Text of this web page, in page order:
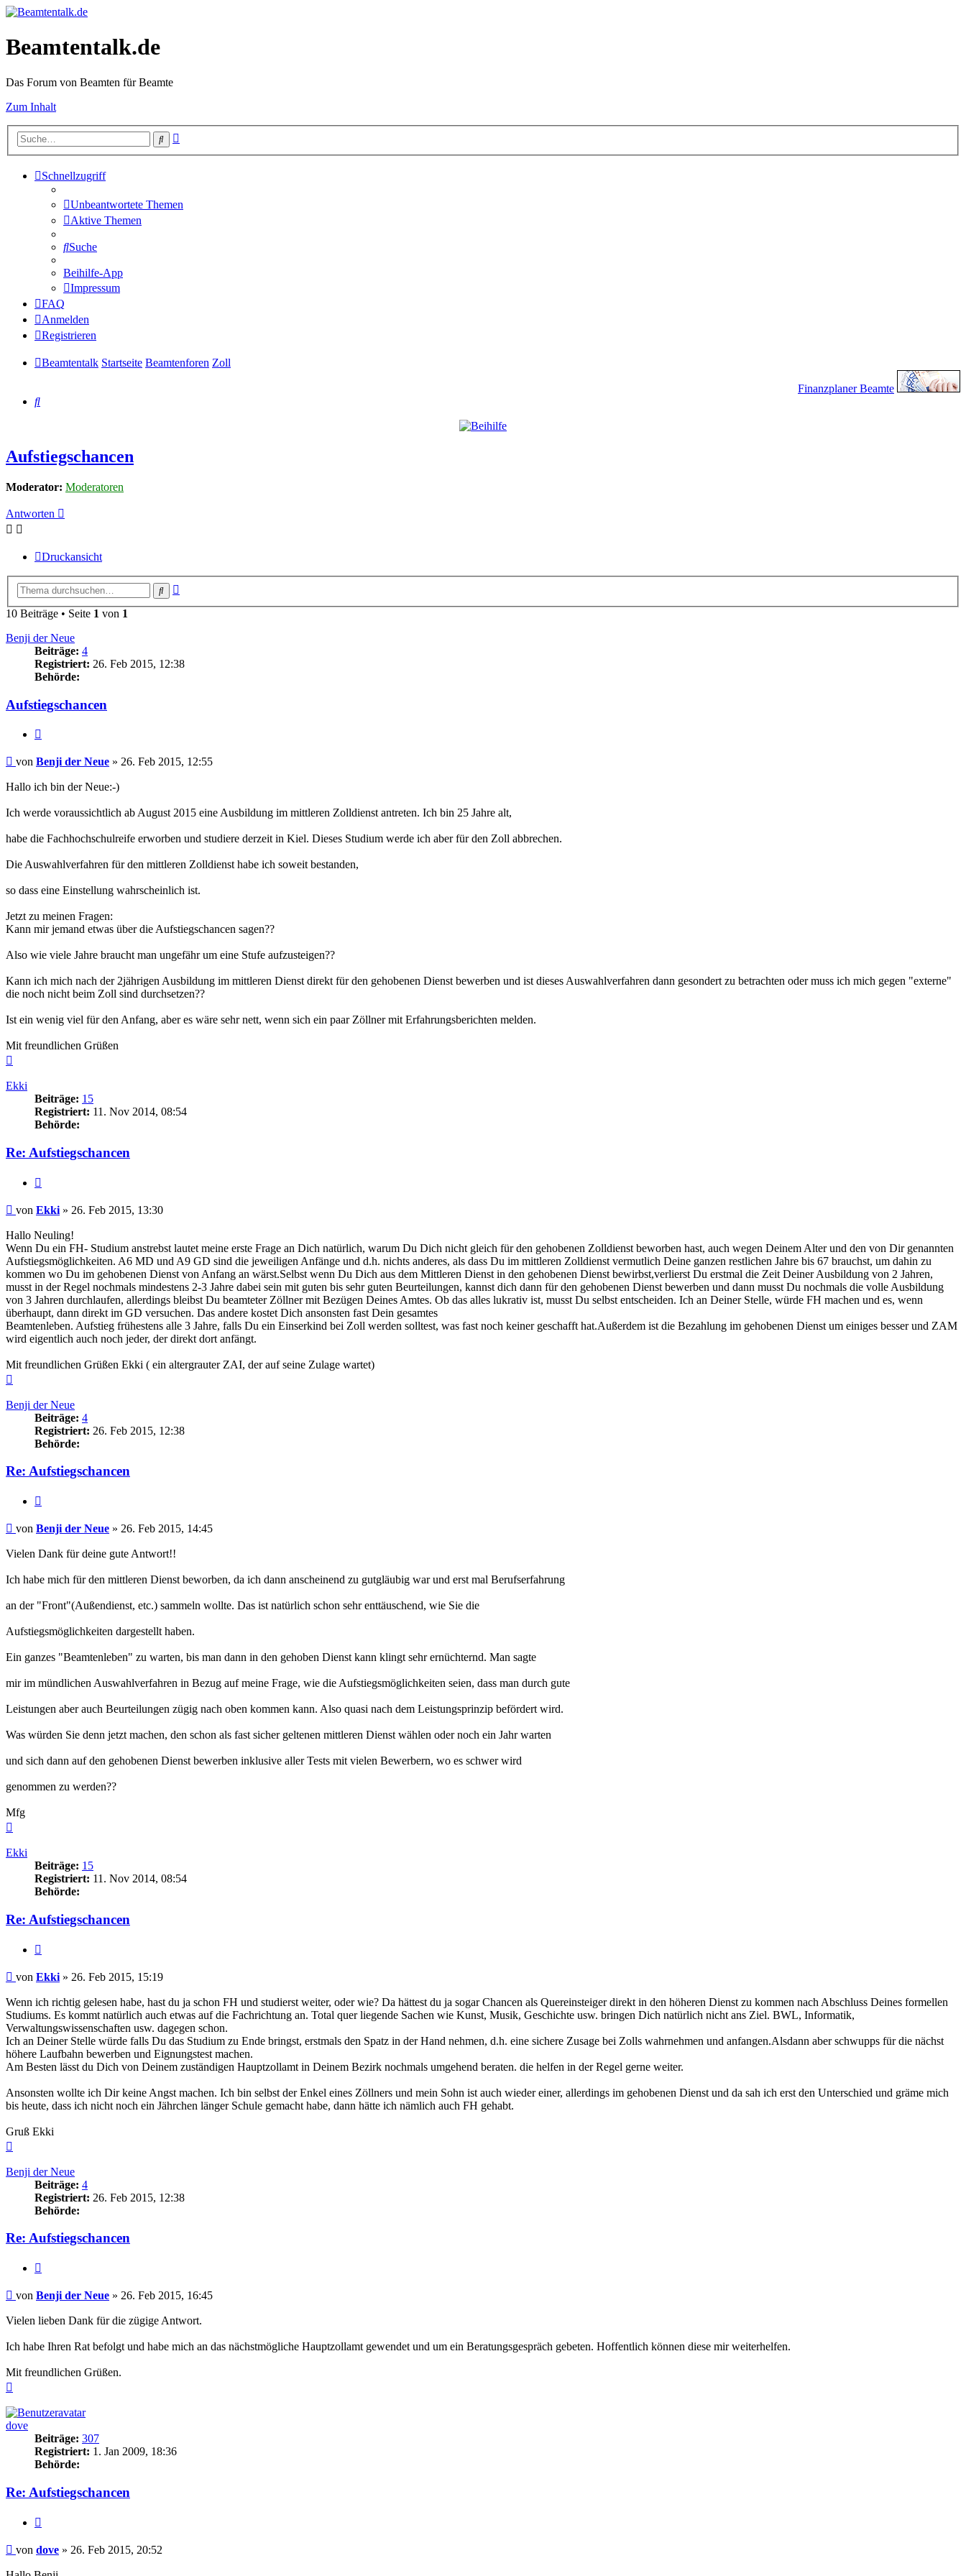
Beamtentalk.de
Das Forum von Beamten für Beamte
Zum Inhalt
Suche
Schnellzugriff
Unbeantwortete Themen
Aktive Themen
Suche
Beihilfe-App
Impressum
FAQ
Anmelden
Registrieren
Beamtentalk Startseite Beamtenforen Zoll
Finanzplaner Beamte
Suche
Aufstiegschancen
Moderator: Moderatoren
Antworten
Druckansicht
Suche
10 Beiträge • Seite 1 von 1
Benji der Neue
Beiträge: 4
Registriert: 26. Feb 2015, 12:38
Behörde:
Aufstiegschancen
Beitrag
von Benji der Neue » 26. Feb 2015, 12:55
Hallo ich bin der Neue:-)
Ich werde voraussichtlich ab August 2015 eine Ausbildung im mittleren Zolldienst antreten. Ich bin 25 Jahre alt,
habe die Fachhochschulreife erworben und studiere derzeit in Kiel. Dieses Studium werde ich aber für den Zoll abbrechen.
Die Auswahlverfahren für den mittleren Zolldienst habe ich soweit bestanden,
so dass eine Einstellung wahrscheinlich ist.
Jetzt zu meinen Fragen:
Kann mir jemand etwas über die Aufstiegschancen sagen??
Also wie viele Jahre braucht man ungefähr um eine Stufe aufzusteigen??
Kann ich mich nach der 2jährigen Ausbildung im mittleren Dienst direkt für den gehobenen Dienst bewerben und ist dieses Auswahlverfahren dann gesondert zu betrachten oder muss ich mich gegen "externe"
die noch nicht beim Zoll sind durchsetzen??
Ist ein wenig viel für den Anfang, aber es wäre sehr nett, wenn sich ein paar Zöllner mit Erfahrungsberichten melden.
Mit freundlichen Grüßen
Ekki
Beiträge: 15
Registriert: 11. Nov 2014, 08:54
Behörde:
Re: Aufstiegschancen
Beitrag
von Ekki » 26. Feb 2015, 13:30
Hallo Neuling!
Wenn Du ein FH- Studium anstrebst lautet meine erste Frage an Dich natürlich, warum Du Dich nicht gleich für den gehobenen Zolldienst beworben hast, auch wegen Deinem Alter und den von Dir genannten
Aufstiegsmöglichkeiten. A6 MD und A9 GD sind die jeweiligen Anfänge und d.h. nichts anderes, als dass Du im mittleren Zolldienst vermutlich Deine ganzen restlichen Jahre bis 67 brauchst, um dahin zu
kommen wo Du im gehobenen Dienst von Anfang an wärst.Selbst wenn Du Dich aus dem Mittleren Dienst in den gehobenen Dienst bewirbst,verlierst Du erstmal die Zeit Deiner Ausbildung von 2 Jahren,
musst in der Regel nochmals mindestens 2-3 Jahre dabei sein mit guten bis sehr guten Beurteilungen, kannst dich dann für den gehobenen Dienst bewerben und dann musst Du nochmals die volle Ausbildung
von 3 Jahren durchlaufen, allerdings bleibst Du beamteter Zöllner mit Bezügen Deines Amtes. Ob das alles lukrativ ist, musst Du selbst entscheiden. Ich an Deiner Stelle, würde FH machen und es, wenn
überhaupt, dann direkt im GD versuchen. Das andere kostet Dich ansonsten fast Dein gesamtes
Beamtenleben. Aufstieg frühestens alle 3 Jahre, falls Du ein Einserkind bei Zoll werden solltest, was fast noch keiner geschafft hat.Außerdem ist die Bezahlung im gehobenen Dienst um einiges besser und ZAM
wird eigentlich auch noch jeder, der direkt dort anfängt.
Mit freundlichen Grüßen Ekki ( ein altergrauter ZAI, der auf seine Zulage wartet)
Benji der Neue
Beiträge: 4
Registriert: 26. Feb 2015, 12:38
Behörde:
Re: Aufstiegschancen
Beitrag
von Benji der Neue » 26. Feb 2015, 14:45
Vielen Dank für deine gute Antwort!!
Ich habe mich für den mittleren Dienst beworben, da ich dann anscheinend zu gutgläubig war und erst mal Berufserfahrung
an der "Front"(Außendienst, etc.) sammeln wollte. Das ist natürlich schon sehr enttäuschend, wie Sie die
Aufstiegsmöglichkeiten dargestellt haben.
Ein ganzes "Beamtenleben" zu warten, bis man dann in den gehoben Dienst kann klingt sehr ernüchternd. Man sagte
mir im mündlichen Auswahlverfahren in Bezug auf meine Frage, wie die Aufstiegsmöglichkeiten seien, dass man durch gute
Leistungen aber auch Beurteilungen zügig nach oben kommen kann. Also quasi nach dem Leistungsprinzip befördert wird.
Was würden Sie denn jetzt machen, den schon als fast sicher geltenen mittleren Dienst wählen oder noch ein Jahr warten
und sich dann auf den gehobenen Dienst bewerben inklusive aller Tests mit vielen Bewerbern, wo es schwer wird
genommen zu werden??
Mfg
Ekki
Beiträge: 15
Registriert: 11. Nov 2014, 08:54
Behörde:
Re: Aufstiegschancen
Beitrag
von Ekki » 26. Feb 2015, 15:19
Wenn ich richtig gelesen habe, hast du ja schon FH und studierst weiter, oder wie? Da hättest du ja sogar Chancen als Quereinsteiger direkt in den höheren Dienst zu kommen nach Abschluss Deines formellen
Studiums. Es kommt natürlich auch etwas auf die Fachrichtung an. Total quer liegende Sachen wie Kunst, Musik, Geschichte usw. bringen Dich natürlich nicht ans Ziel. BWL, Informatik,
Verwaltungswissenschaften usw. dagegen schon.
Ich an Deiner Stelle würde falls Du das Studium zu Ende bringst, erstmals den Spatz in der Hand nehmen, d.h. eine sichere Zusage bei Zolls wahrnehmen und anfangen.Alsdann aber schwupps für die nächst
höhere Laufbahn bewerben und Eignungstest machen.
Am Besten lässt du Dich von Deinem zuständigen Hauptzollamt in Deinem Bezirk nochmals umgehend beraten. die helfen in der Regel gerne weiter.
Ansonsten wollte ich Dir keine Angst machen. Ich bin selbst der Enkel eines Zöllners und mein Sohn ist auch wieder einer, allerdings im gehobenen Dienst und da sah ich erst den Unterschied und gräme mich
bis heute, dass ich nicht noch ein Jährchen länger Schule gemacht habe, dann hätte ich nämlich auch FH gehabt.
Gruß Ekki
Benji der Neue
Beiträge: 4
Registriert: 26. Feb 2015, 12:38
Behörde:
Re: Aufstiegschancen
Beitrag
von Benji der Neue » 26. Feb 2015, 16:45
Vielen lieben Dank für die zügige Antwort.
Ich habe Ihren Rat befolgt und habe mich an das nächstmögliche Hauptzollamt gewendet und um ein Beratungsgespräch gebeten. Hoffentlich können diese mir weiterhelfen.
Mit freundlichen Grüßen.
dove
Beiträge: 307
Registriert: 1. Jan 2009, 18:36
Behörde:
Re: Aufstiegschancen
Beitrag
von dove » 26. Feb 2015, 20:52